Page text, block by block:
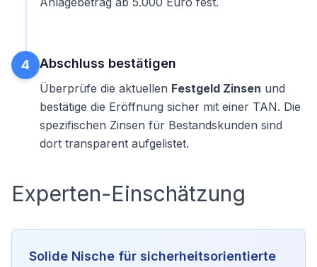
4 Abschluss bestätigen
Überprüfe die aktuellen Festgeld Zinsen und
bestätige die Eröffnung sicher mit einer TAN. Die
spezifischen Zinsen für Bestandskunden sind
dort transparent aufgelistet.
Experten-Einschätzung
Solide Nische für sicherheitsorientierte